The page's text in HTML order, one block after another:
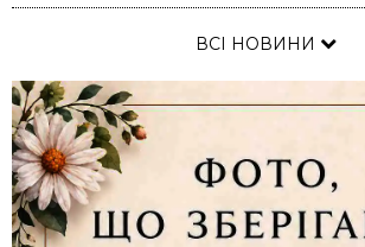
ВСІ НОВИНИ